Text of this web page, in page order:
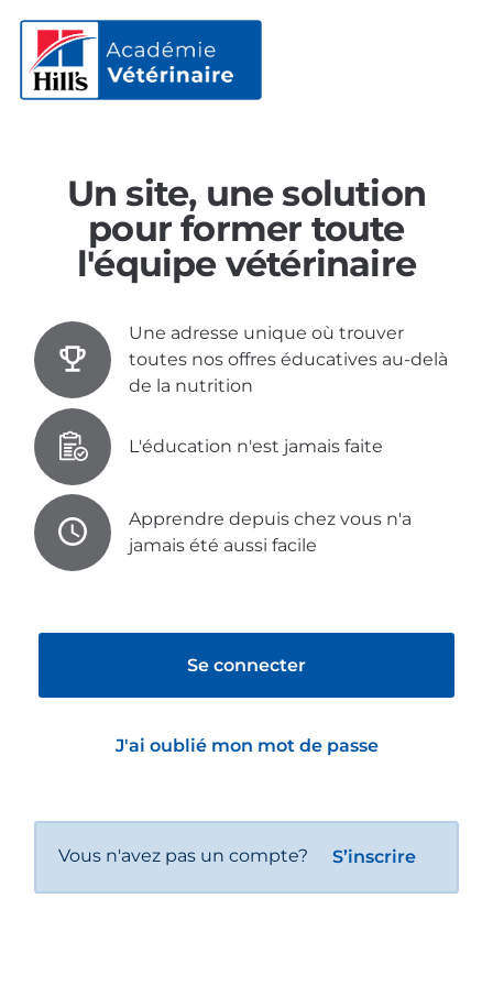
Un site, une solution
pour former toute
l'équipe vétérinaire
Une adresse unique où trouver
toutes nos offres éducatives au-delà
de la nutrition
L'éducation n'est jamais faite
Apprendre depuis chez vous n'a
jamais été aussi facile
Se connecter
J'ai oublié mon mot de passe
Vous n'avez pas un compte? S’inscrire